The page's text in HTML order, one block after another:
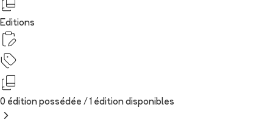
Editions
0 édition possédée / 1 édition disponibles